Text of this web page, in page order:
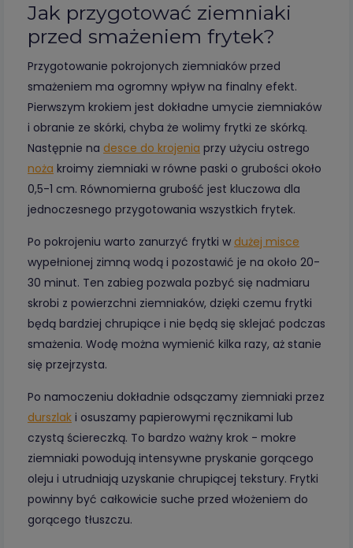
Jak przygotować ziemniaki
przed smażeniem frytek?
Przygotowanie pokrojonych ziemniaków przed
smażeniem ma ogromny wpływ na finalny efekt.
Pierwszym krokiem jest dokładne umycie ziemniaków
i obranie ze skórki, chyba że wolimy frytki ze skórką.
Następnie na desce do krojenia przy użyciu ostrego
noża kroimy ziemniaki w równe paski o grubości około
0,5-1 cm. Równomierna grubość jest kluczowa dla
jednoczesnego przygotowania wszystkich frytek.
Po pokrojeniu warto zanurzyć frytki w dużej misce
wypełnionej zimną wodą i pozostawić je na około 20-
30 minut. Ten zabieg pozwala pozbyć się nadmiaru
skrobi z powierzchni ziemniaków, dzięki czemu frytki
będą bardziej chrupiące i nie będą się sklejać podczas
smażenia. Wodę można wymienić kilka razy, aż stanie
się przejrzysta.
Po namoczeniu dokładnie odsączamy ziemniaki przez
durszlak i osuszamy papierowymi ręcznikami lub
czystą ściereczką. To bardzo ważny krok - mokre
ziemniaki powodują intensywne pryskanie gorącego
oleju i utrudniają uzyskanie chrupiącej tekstury. Frytki
powinny być całkowicie suche przed włożeniem do
gorącego tłuszczu.